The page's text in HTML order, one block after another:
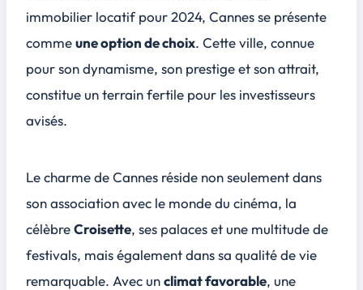
Choisir le bon quartier : entre prestige et rentabilité
Conclusion
immobilier locatifpour 2024, Cannes se présente
commeune option de choix. Cette ville, connue
pour son dynamisme, son prestige et son attrait,
constitue un terrain fertile pour les investisseurs
avisés.
Le charme de Cannes réside non seulement dans
son association avec le monde du cinéma, la
célèbreCroisette, ses palaces et une multitude de
festivals, mais également dans sa qualité de vie
remarquable. Avec unclimat favorable, une